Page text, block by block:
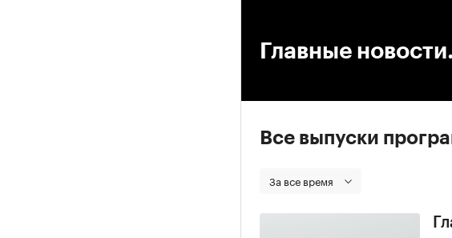
Главные
Все выпуски
За все время